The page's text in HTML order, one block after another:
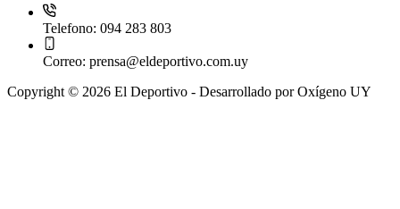
Telefono: 094 283 803
Correo: prensa@eldeportivo.com.uy
Copyright © 2026 El Deportivo - Desarrollado por Oxígeno UY